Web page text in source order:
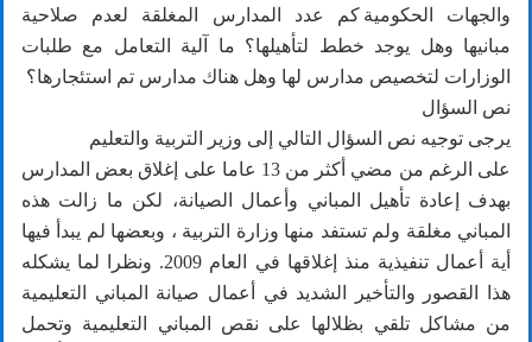
والجهات الحكومية كم عدد المدارس المغلقة لعدم صلاحية
مبانيها وهل يوجد خطط لتأهيلها؟ ما آلية التعامل مع طلبات
الوزارات لتخصيص مدارس لها وهل هناك مدارس تم استئجارها؟
نص السؤال
يرجى توجيه نص السؤال التالي إلى وزير التربية والتعليم
على الرغم من مضي أكثر من 13 عاما على إغلاق بعض المدارس
بهدف إعادة تأهيل المباني وأعمال الصيانة، لكن ما زالت هذه
المباني مغلقة ولم تستفد منها وزارة التربية ، وبعضها لم يبدأ فيها
أية أعمال تنفيذية منذ إغلاقها في العام 2009. ونظرا لما يشكله
هذا القصور والتأخير الشديد في أعمال صيانة المباني التعليمية
من مشاكل تلقي بظلالها على نقص المباني التعليمية وتحمل